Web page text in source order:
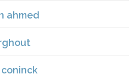
ahmed